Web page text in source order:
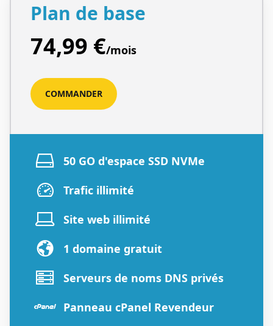
Plan de base
74,99 €/mois
COMMANDER
50 GO d'espace SSD NVMe
Trafic illimité
Site web illimité
1 domaine gratuit
Serveurs de noms DNS privés
Panneau cPanel Revendeur